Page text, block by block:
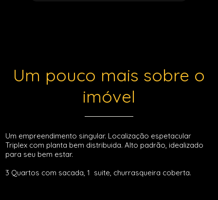
Um pouco mais sobre o
imóvel
Um empreendimento singular. Localização espetacular
Triplex com planta bem distribuida. Alto padrão, idealizado
para seu bem estar.
3 Quartos com sacada, 1 suite, churrasqueira coberta.